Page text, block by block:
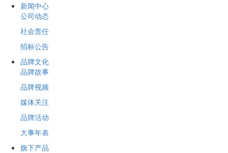
新闻中心
公司动态
社会责任
招标公告
品牌文化
品牌故事
品牌视频
媒体关注
品牌活动
大事年表
旗下产品